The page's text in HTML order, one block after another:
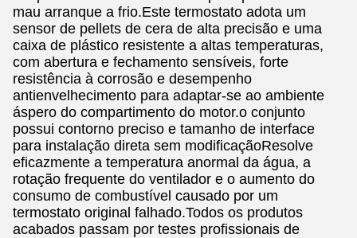
mau arranque a frio.Este termostato adota um
sensor de pellets de cera de alta precisão e uma
caixa de plástico resistente a altas temperaturas,
com abertura e fechamento sensíveis, forte
resistência à corrosão e desempenho
antienvelhecimento para adaptar-se ao ambiente
áspero do compartimento do motor.o conjunto
possui contorno preciso e tamanho de interface
para instalação direta sem modificaçãoResolve
eficazmente a temperatura anormal da água, a
rotação frequente do ventilador e o aumento do
consumo de combustível causado por um
termostato original falhado.Todos os produtos
acabados passam por testes profissionais de